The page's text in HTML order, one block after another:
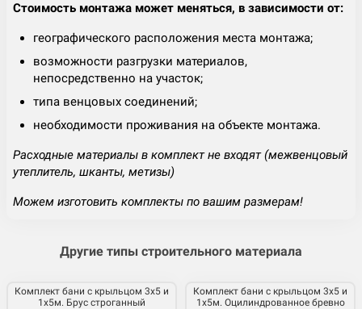
Стоимость монтажа может меняться, в зависимости от:
географического расположения места монтажа;
возможности разгрузки материалов,
непосредственно на участок;
типа венцовых соединений;
необходимости проживания на объекте монтажа.
Расходные материалы в комплект не входят (межвенцовый
утеплитель, шканты, метизы)
Можем изготовить комплекты по вашим размерам!
Другие типы строительного материала
Комплект бани с крыльцом 3х5 и
1х5м. Брус строганный
Комплект бани с крыльцом 3х5 и
1х5м. Оцилиндрованное бревно